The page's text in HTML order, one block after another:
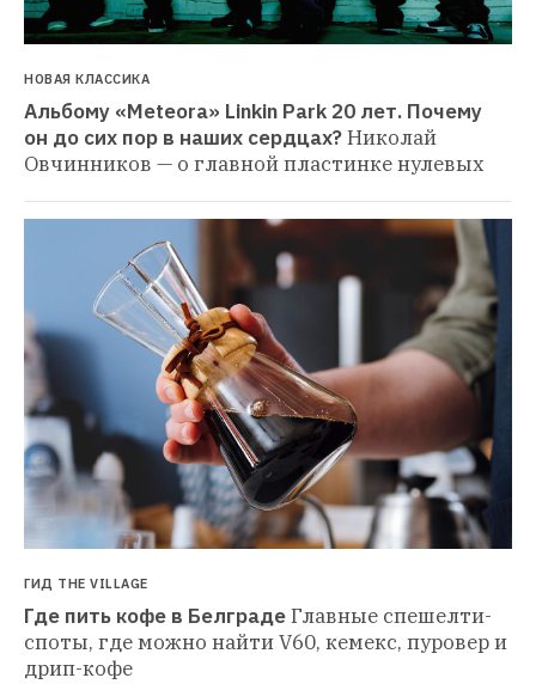
НОВАЯ КЛАССИКА
Альбому «Meteora» Linkin Park 20 лет. Почему
он до сих пор в наших сердцах?Николай
Овчинников — о главной пластинке нулевых
ГИД THE VILLAGE
Где пить кофе в БелградеГлавные спешелти-
споты, где можно найти V60, кемекс, пуровер и
дрип-кофе